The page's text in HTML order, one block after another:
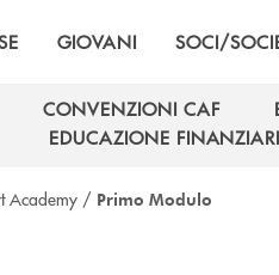
GIOVANI SOCI/
CONVENZIONI CAF
CONVENZIONI CAF
EDUCAZIONE
Academy / Primo Modulo